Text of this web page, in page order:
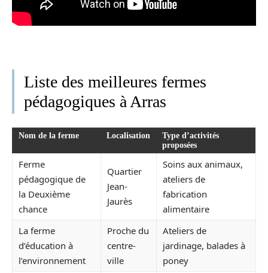
Liste des meilleures fermes
pédagogiques à Arras
Nom de la ferme Localisation
Type d’activités
proposées
Ferme
pédagogique de
la Deuxième
chance
Quartier
Jean-
Jaurès
Soins aux animaux,
ateliers de
fabrication
alimentaire
La ferme
d’éducation à
l’environnement
Proche du
centre-
ville
Ateliers de
jardinage, balades à
poney